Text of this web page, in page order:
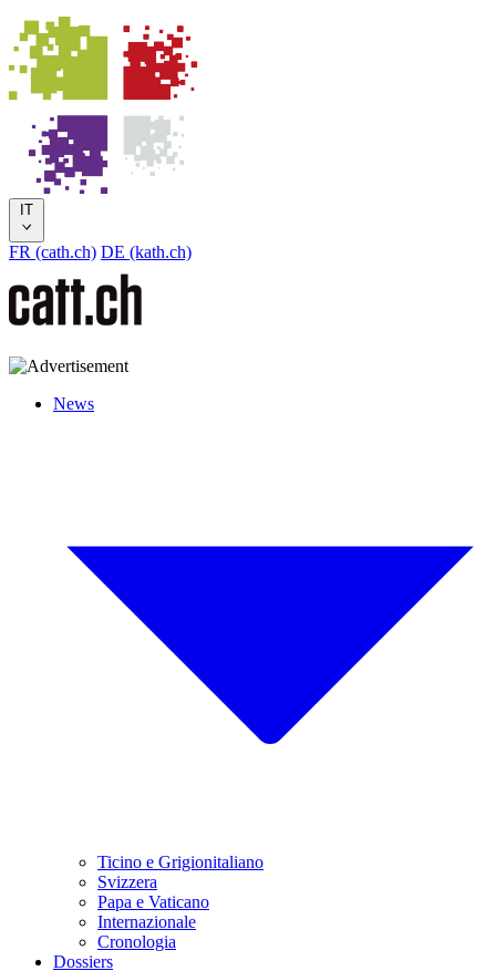
IT
FR (cath.ch) DE (kath.ch)
News
Ticino e Grigionitaliano
Svizzera
Papa e Vaticano
Internazionale
Cronologia
Dossiers